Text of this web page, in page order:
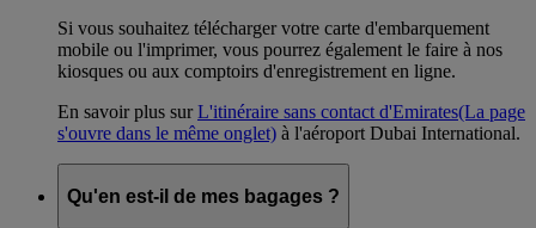
Si vous souhaitez télécharger votre carte d'embarquement
mobile ou l'imprimer, vous pourrez également le faire à nos
kiosques ou aux comptoirs d'enregistrement en ligne.
En savoir plus surL'itinéraire sans contact d'Emirates(La page
s'ouvre dans le même onglet) à l'aéroport Dubai International.
Qu'en est-il de mes bagages ?